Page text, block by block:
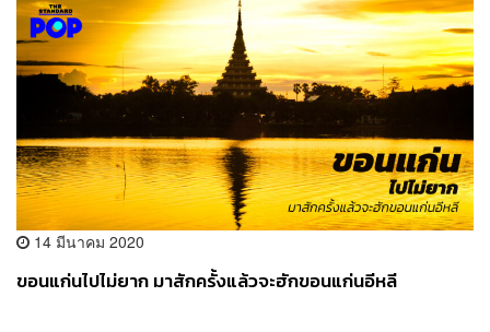
14 มีนาคม 2020
ขอนแก่นไปไม่ยาก มาสักครั้งแล้วจะฮักขอนแก่นอีหลี